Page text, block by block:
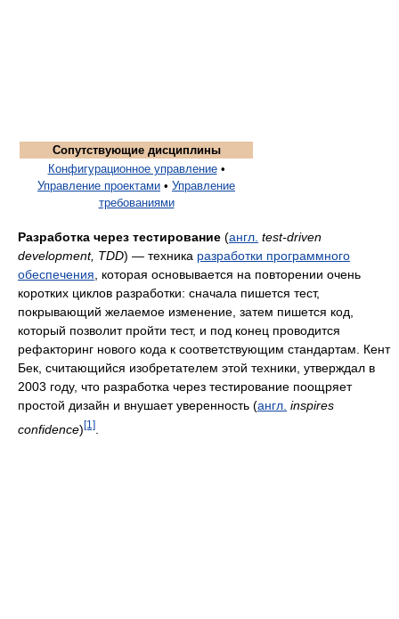
Сопутствующие дисциплины
Конфигурационное управление•
Управление проектами • Управление
требованиями
Разработка через тестирование (англ. test-driven
development, TDD) — техника разработки программного
обеспечения , которая основывается на повторении очень
коротких циклов разработки: сначала пишется тест,
покрывающий желаемое изменение, затем пишется код,
который позволит пройти тест, и под конец проводится
рефакторинг нового кода к соответствующим стандартам. Кент
Бек, считающийся изобретателем этой техники, утверждал в
2003 году, что разработка через тестирование поощряет
простой дизайн и внушает уверенность (англ. inspires
confidence)[1]